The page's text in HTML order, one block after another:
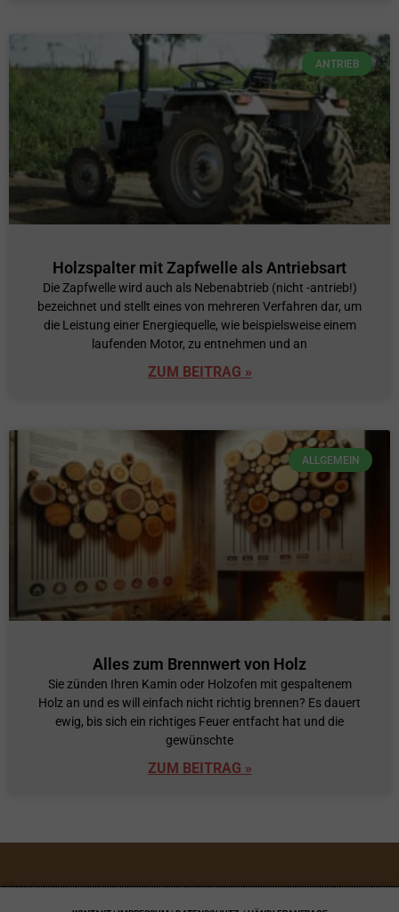
ANTRIEB
Holzspalter mit Zapfwelle als Antriebsart
Die Zapfwelle wird auch als Nebenabtrieb (nicht -antrieb!)
bezeichnet und stellt eines von mehreren Verfahren dar, um
die Leistung einer Energiequelle, wie beispielsweise einem
laufenden Motor, zu entnehmen und an
ZUM BEITRAG »
ALLGEMEIN
Alles zum Brennwert von Holz
Sie zünden Ihren Kamin oder Holzofen mit gespaltenem
Holz an und es will einfach nicht richtig brennen? Es dauert
ewig, bis sich ein richtiges Feuer entfacht hat und die
gewünschte
ZUM BEITRAG »